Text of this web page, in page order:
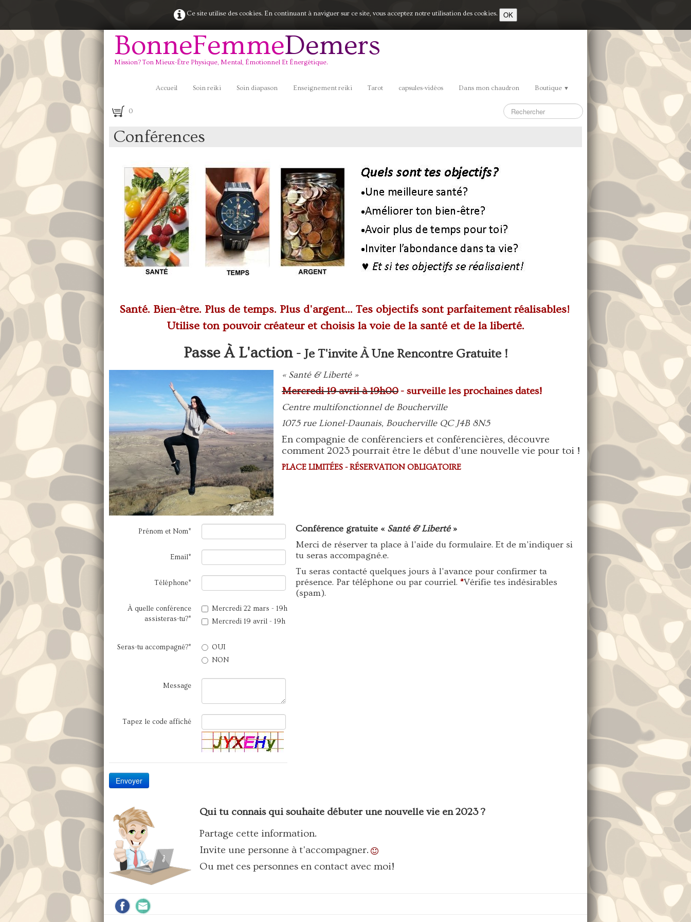
Ce site utilise des cookies. En continuant à naviguer sur ce site, vous acceptez notre utilisation des cookies. OK
BonneFemmeDemers
Mission? Ton Mieux-Être Physique, Mental, Émotionnel Et Énergétique.
Accueil Soin reiki Soin diapason Enseignement reiki Tarot capsules-vidéos Dans mon chaudron Boutique ▼
0
Conférences
Santé. Bien-être. Plus de temps. Plus d'argent... Tes objectifs sont parfaitement réalisables!
Utilise ton pouvoir créateur et choisis la voie de la santé et de la liberté.
Passe À L'action-Je T'invite À Une Rencontre Gratuite !
« Santé & Liberté »
Mercredi 19 avril à 19h00- surveille les prochaines dates!
Centre multifonctionnel de Boucherville
1075 rue Lionel-Daunais, Boucherville QC J4B 8N5
En compagnie de conférenciers et conférencières, découvre
comment 2023 pourrait être le début d'une nouvelle vie pour toi !
PLACE LIMITÉES - RÉSERVATION OBLIGATOIRE
Prénom et Nom*
Email*
Téléphone*
À quelle conférence
assisteras-tu?*
Mercredi 22 mars - 19h
Mercredi 19 avril - 19h
Seras-tu accompagné?*
OUI
NON
Message
Tapez le code affiché
Envoyer
Conférence gratuite « Santé & Liberté»
Merci de réserver ta place à l'aide du formulaire. Et de m'indiquer si
tu seras accompagné.e.
Tu seras contacté quelques jours à l'avance pour confirmer ta
présence. Par téléphone ou par courriel. *Vérifie tes indésirables
(spam).
Qui tu connais qui souhaite débuter une nouvelle vie en 2023 ?
Partage cette information.
Invite une personne à t'accompagner.
Ou met ces personnes en contact avec moi!